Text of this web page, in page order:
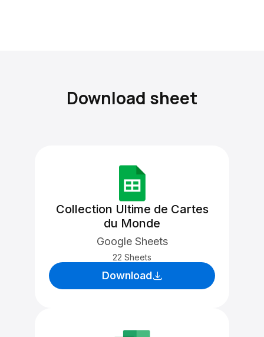
Download sheet
Collection Ultime de Cartes
du Monde
Google Sheets
22 Sheets
Download